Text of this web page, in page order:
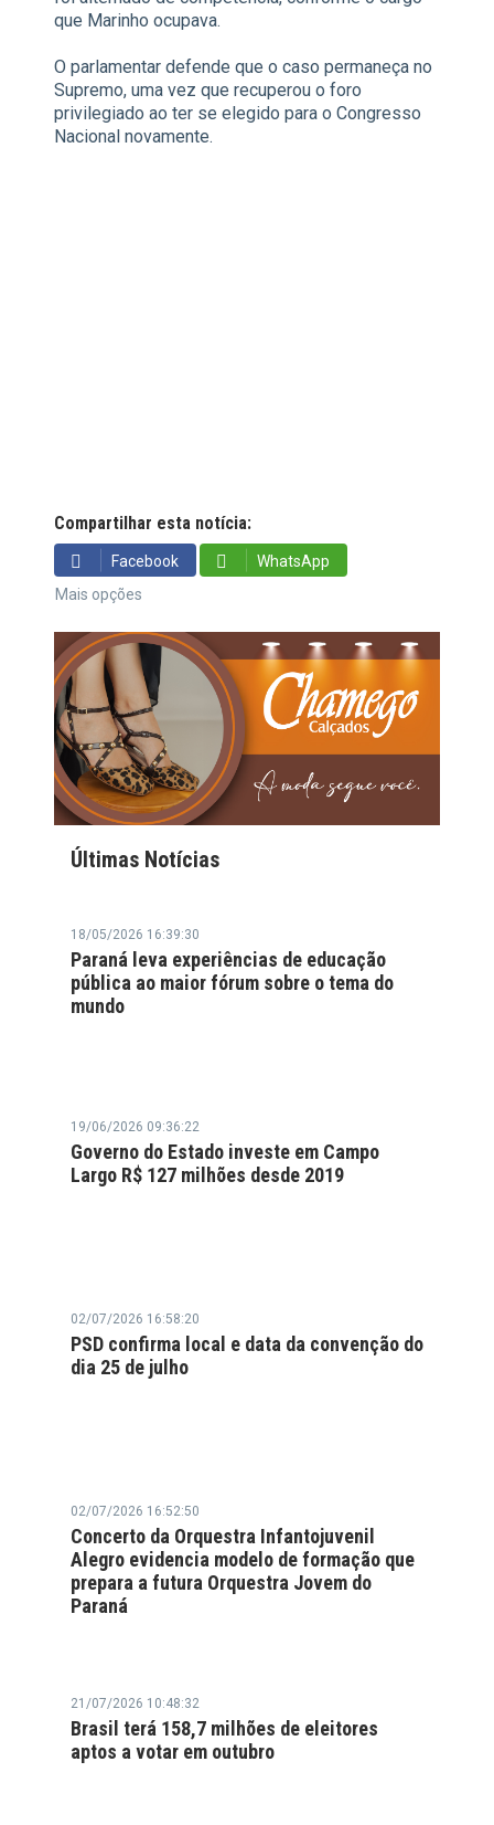
que Marinho ocupava.
O parlamentar defende que o caso permaneça no
Supremo, uma vez que recuperou o foro
privilegiado ao ter se elegido para o Congresso
Nacional novamente.
Compartilhar esta notícia:
Facebook
WhatsApp
Mais opções
Últimas Notícias
18/05/2026 16:39:30
Paraná leva experiências de educação
pública ao maior fórum sobre o tema do
mundo
19/06/2026 09:36:22
Governo do Estado investe em Campo
Largo R$ 127 milhões desde 2019
02/07/2026 16:58:20
PSD confirma local e data da convenção do
dia 25 de julho
02/07/2026 16:52:50
Concerto da Orquestra Infantojuvenil
Alegro evidencia modelo de formação que
prepara a futura Orquestra Jovem do
Paraná
21/07/2026 10:48:32
Brasil terá 158,7 milhões de eleitores
aptos a votar em outubro